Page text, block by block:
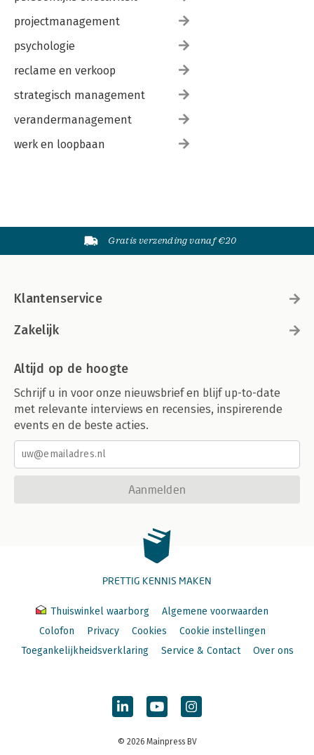
projectmanagement
psychologie
reclame en verkoop
strategisch management
verandermanagement
werk en loopbaan
Gratis verzending vanaf €20
Klantenservice
Zakelijk
Altijd op de hoogte
Schrijf u in voor onze nieuwsbrief en blijf up-to-date
met relevante interviews en recensies, inspirerende
events en de beste acties.
Aanmelden
PRETTIG KENNIS MAKEN
Thuiswinkel waarborg
Algemene voorwaarden
Colofon
Privacy Cookies
Cookie instellingen
Toegankelijkheidsverklaring
Service & Contact Over ons
© 2026 Mainpress BV